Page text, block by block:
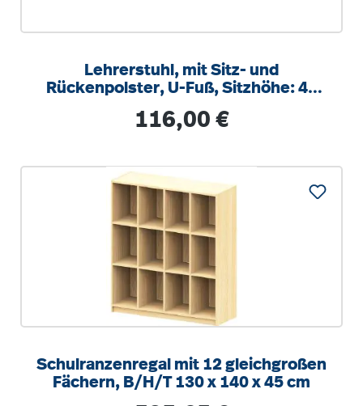
Lehrerstuhl, mit Sitz- und
Rückenpolster, U-Fuß, Sitzhöhe: 46
Regulärer Preis:
116,00 €
Schulranzenregal mit 12 gleichgroßen
Fächern, B/H/T 130 x 140 x 45 cm